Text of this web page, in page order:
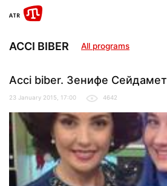
ACCI BIBER All programs
Acci biber. Зенифе Сейдамет
23 January 2015, 17:00 4642